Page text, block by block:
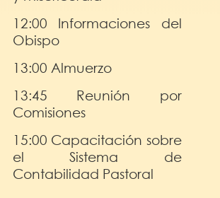
12:00 Informaciones del
Obispo
13:00 Almuerzo
13:45 Reunión por
Comisiones
15:00 Capacitación sobre
el Sistema de
Contabilidad Pastoral